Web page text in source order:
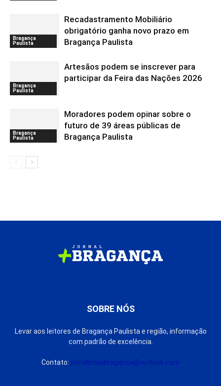
Bragança
Paulista
Recadastramento Mobiliário
obrigatório ganha novo prazo em
Bragança Paulista
Bragança
Paulista
Artesãos podem se inscrever para
participar da Feira das Nações 2026
Bragança
Paulista
Moradores podem opinar sobre o
futuro de 39 áreas públicas de
Bragança Paulista
SOBRE NÓS
Levar aos leitores de Bragança Paulista e região, informação
com padrão de excelência.
Contato: jornalmaisbraganca@outlook.com